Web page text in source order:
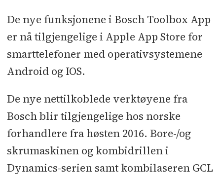
De nye funksjonene i Bosch Toolbox App
er nå tilgjengelige i Apple App Store for
smarttelefoner med operativsystemene
Android og IOS.
De nye nettilkoblede verktøyene fra
Bosch blir tilgjengelige hos norske
forhandlere fra høsten 2016. Bore-/og
skrumaskinen og kombidrillen i
Dynamics-serien samt kombilaseren GCL